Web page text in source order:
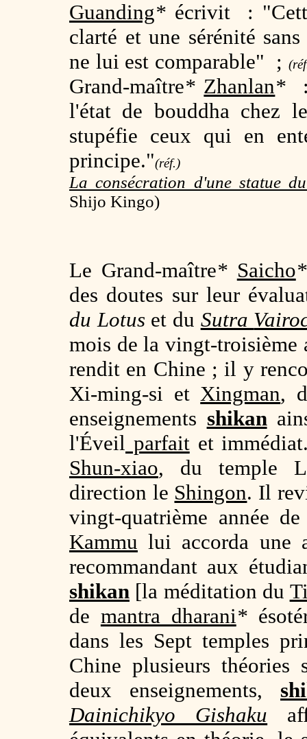
Guanding* écrivit :
clarté et une sérénité
ne lui est comparable" ;
Grand-maître* Zhanlan*
l'état de bouddha chez
stupéfie ceux qui en
principe."(réf.)
La consécration d'une statue
Shijo Kingo)
Le Grand-maître* Saicho*
des doutes sur leur
du Lotus et du Sutra
mois de la vingt-troisième
rendit en Chine ; il y
Xi-ming-si etXingman,
enseignements shikan
l'Éveil parfaitet
Shun-xiao, du temple
direction le Shingon. Il
vingt-quatrième année
Kammu lui accorda une
recommandant aux
shikan [la méditation du
de mantra dharani*
dans les Sept temples
Chine plusieurs
deux enseignements,
Dainichikyo Gishaku